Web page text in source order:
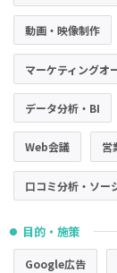
動画・映像制作
マーケティングオ
データ分析・BI
Web会議 営
口コミ分析・ソー
● 目的・施策
Google広告